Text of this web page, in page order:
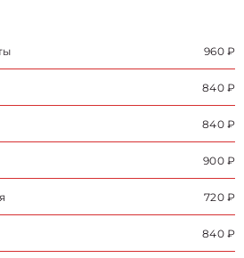
960 ₽
840 ₽
840 ₽
900 ₽
720 ₽
840 ₽